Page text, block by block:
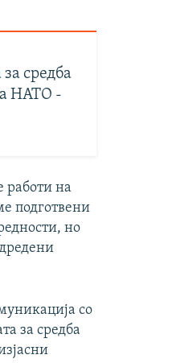
средба
НАТО -
работи на
подготвени
но
со
за средба